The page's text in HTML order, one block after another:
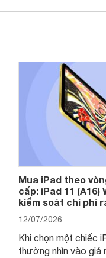
Mua iPad theo
cấp: iPad 11 (A16)
kiểm soát chi phí
12/07/2026
Khi chọn một chiếc
thường nhìn vào